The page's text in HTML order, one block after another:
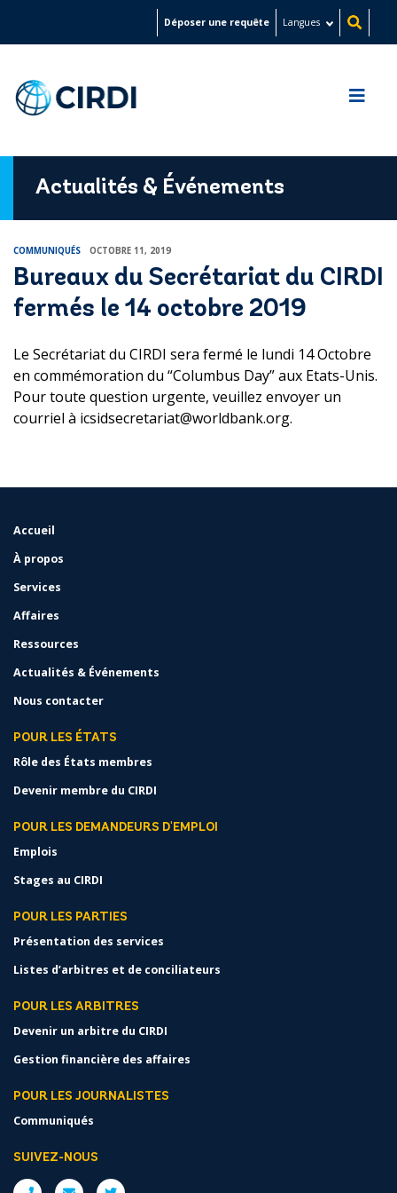
Déposer une requête Langues
Actualités & Événements
COMMUNIQUÉS OCTOBRE 11, 2019
Bureaux du Secrétariat du CIRDI
fermés le 14 octobre 2019
Le Secrétariat du CIRDI sera fermé le lundi 14 Octobre
en commémoration du “Columbus Day” aux Etats-Unis.
Pour toute question urgente, veuillez envoyer un
courriel à icsidsecretariat@worldbank.org.
FOOTER
Accueil
À propos
Services
Affaires
Ressources
Actualités & Événements
Nous contacter
POUR LES ÉTATS
Rôle des États membres
Devenir membre du CIRDI
POUR LES DEMANDEURS D'EMPLOI
Emplois
Stages au CIRDI
POUR LES PARTIES
Présentation des services
Listes d’arbitres et de conciliateurs
POUR LES ARBITRES
Devenir un arbitre du CIRDI
Gestion financière des affaires
POUR LES JOURNALISTES
Communiqués
SUIVEZ-NOUS